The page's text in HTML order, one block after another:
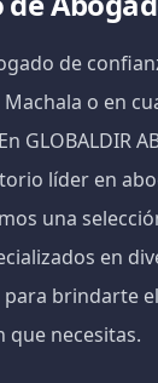
de
o en
GLOBALDIR
líder en
una
en
brindarte
que necesitas.